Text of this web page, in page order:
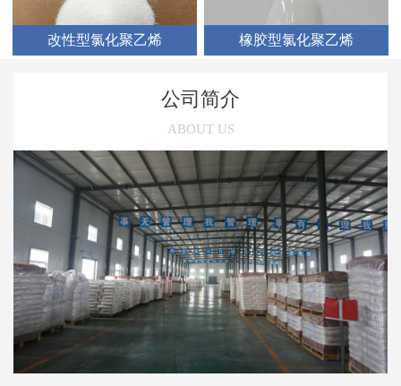
改性型氯化聚乙烯 橡胶型氯化聚乙烯
公司简介
ABOUT US